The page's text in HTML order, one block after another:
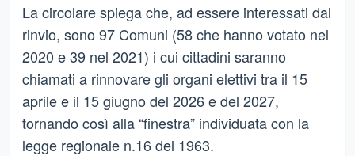
La circolare spiega che, ad essere interessati dal
rinvio, sono 97 Comuni (58 che hanno votato nel
2020 e 39 nel 2021) i cui cittadini saranno
chiamati a rinnovare gli organi elettivi tra il 15
aprile e il 15 giugno del 2026 e del 2027,
tornando così alla “finestra” individuata con la
legge regionale n.16 del 1963.